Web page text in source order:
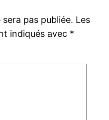
pas publiée. Les
indiqués avec *